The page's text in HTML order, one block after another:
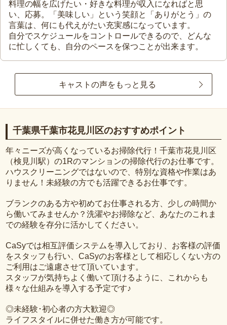
料理の幅を広げたい・好きな料理が収入になればと思
い、応募。「美味しい」という笑顔と「ありがとう」の
言葉は、何にも代えがたい充実感になっています。
自分でスケジュールをコントロールできるので、どんな
に忙しくても、自分のペースを保つことが出来ます。
キャストの声をもっと見る
千葉県千葉市花見川区のおすすめポイント
年々ニーズが高くなっているお掃除代行！千葉市花見川区
（検見川駅）の1Rのマンションの掃除代行のお仕事です。
ハウスクリーニングではないので、特別な資格や作業はあ
りません！未経験の方でも活躍できるお仕事です。
ブランクのある方や初めてお仕事される方、少しの時間か
ら働いてみませんか？洗濯やお掃除など、あなたのこれま
での経験を存分に活かしてください。
CaSyでは相互評価システムを導入しており、お客様の評価
をスタッフも行い、CaSyのお客様として相応しくない方の
ご利用はご遠慮させて頂いています。
スタッフが気持ちよく働いて頂けるように、これからも
様々な仕組みを導入する予定です♪
◎未経験･初心者の方大歓迎◎
ライフスタイルに併せた働き方が可能です。